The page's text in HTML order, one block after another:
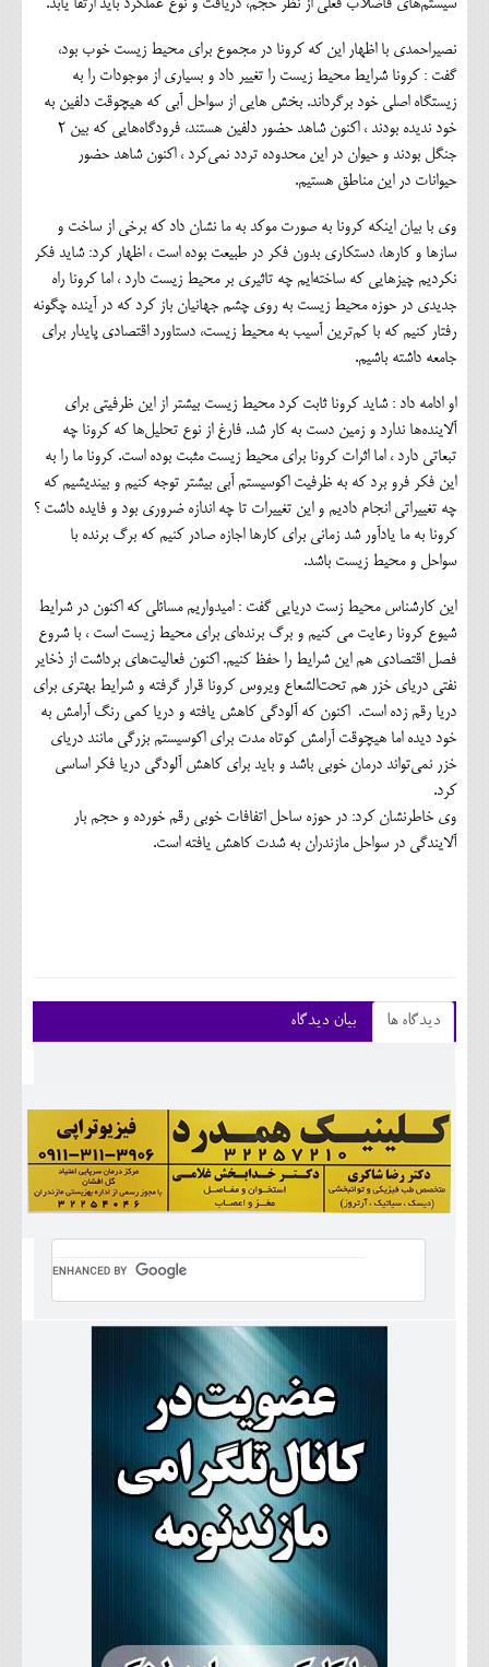
سیستم‌های فاضلاب فعلی از نظر حجم، دریافت و نوع عملکرد باید ارتقا یابد.
نصیراحمدی با اظهار این که کرونا در مجموع برای محیط زیست خوب بود،
گفت : کرونا شرایط محیط زیست را تغییر داد و بسیاری از موجودات را به
زیستگاه اصلی خود برگرداند. بخش هایی از سواحل آبی که هیچوقت دلفین به
خود ندیده بودند ، اکنون شاهد حضور دلفین هستند، فرودگاه‌هایی که بین ۲
جنگل بودند و حیوان در این محدوده تردد نمی‌کرد ، اکنون شاهد حضور
حیوانات در این مناطق هستیم.
وی با بیان اینکه کرونا به صورت موکد به ما نشان داد که برخی از ساخت و
سازها و کارها، دستکاری بدون فکر در طبیعت بوده است ، اظهار کرد: شاید فکر
نکردیم چیزهایی که ساخته‌ایم چه تاثیری بر محیط زیست دارد ، اما کرونا راه
جدیدی در حوزه محیط زیست به روی چشم جهانیان باز کرد که در آینده چگونه
رفتار کنیم که با کم‌ترین آسیب به محیط زیست، دستاورد اقتصادی پایدار برای
جامعه داشته باشیم.
او ادامه داد : شاید کرونا ثابت کرد محیط زیست بیشتر از این ظرفیتی برای
آلاینده‌ها ندارد و زمین دست به کار شد. فارغ از نوع تحلیل‌ها که کرونا چه
تبعاتی دارد ، اما اثرات کرونا برای محیط زیست مثبت بوده است. کرونا ما را به
این فکر فرو برد که به ظرفیت اکوسیستم آبی بیشتر توجه کنیم و بیندیشیم که
چه تغییراتی انجام دادیم و این تغییرات تا چه اندازه ضروری بود و فایده داشت ؟
کرونا به ما یادآور شد زمانی برای کارها اجازه صادر کنیم که برگ برنده با
سواحل و محیط زیست باشد.
این کارشناس محیط زست دریایی گفت : امیدواریم مسائلی که اکنون در شرایط
شیوع کرونا رعایت می کنیم و برگ برنده‌ای برای محیط زیست است ، با شروع
فصل اقتصادی هم این شرایط را حفظ کنیم. اکنون فعالیت‌های برداشت از ذخایر
نفتی دریای خزر هم تحت‌الشعاع ویروس کرونا قرار گرفته و شرایط بهتری برای
دریا رقم زده است. اکنون که آلودگی کاهش یافته و دریا کمی رنگ آرامش به
خود دیده اما هیچوقت آرامش کوتاه مدت برای اکوسیستم بزرگی مانند دریای
خزر نمی‌تواند درمان خوبی باشد و باید برای کاهش آلودگی دریا فکر اساسی
کرد.
وی خاطرنشان کرد: در حوزه ساحل اتفافات خوبی رقم خورده و حجم بار
آلایندگی در سواحل مازندران به شدت کاهش یافته است.
دیدگاه ها بیان دیدگاه